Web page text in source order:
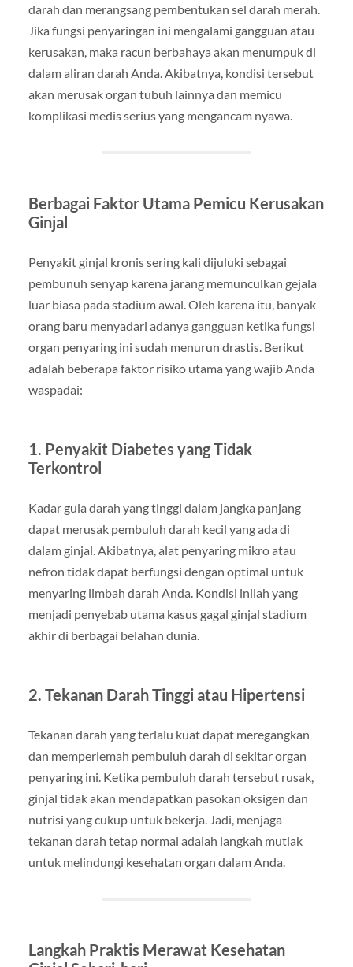
darah dan merangsang pembentukan sel darah merah.
Jika fungsi penyaringan ini mengalami gangguan atau
kerusakan, maka racun berbahaya akan menumpuk di
dalam aliran darah Anda. Akibatnya, kondisi tersebut
akan merusak organ tubuh lainnya dan memicu
komplikasi medis serius yang mengancam nyawa.
Berbagai Faktor Utama Pemicu Kerusakan
Ginjal
Penyakit ginjal kronis sering kali dijuluki sebagai
pembunuh senyap karena jarang memunculkan gejala
luar biasa pada stadium awal. Oleh karena itu, banyak
orang baru menyadari adanya gangguan ketika fungsi
organ penyaring ini sudah menurun drastis. Berikut
adalah beberapa faktor risiko utama yang wajib Anda
waspadai:
1. Penyakit Diabetes yang Tidak
Terkontrol
Kadar gula darah yang tinggi dalam jangka panjang
dapat merusak pembuluh darah kecil yang ada di
dalam ginjal. Akibatnya, alat penyaring mikro atau
nefron tidak dapat berfungsi dengan optimal untuk
menyaring limbah darah Anda. Kondisi inilah yang
menjadi penyebab utama kasus gagal ginjal stadium
akhir di berbagai belahan dunia.
2. Tekanan Darah Tinggi atau Hipertensi
Tekanan darah yang terlalu kuat dapat meregangkan
dan memperlemah pembuluh darah di sekitar organ
penyaring ini. Ketika pembuluh darah tersebut rusak,
ginjal tidak akan mendapatkan pasokan oksigen dan
nutrisi yang cukup untuk bekerja. Jadi, menjaga
tekanan darah tetap normal adalah langkah mutlak
untuk melindungi kesehatan organ dalam Anda.
Langkah Praktis Merawat Kesehatan